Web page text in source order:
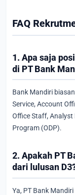
FAQ
1. Apa saja
di PT Bank
Bank Mandiri
Service, Account
Office Staff, Analyst
Program (ODP).
2. Apakah PT
dari lulusan
Ya, PT Bank